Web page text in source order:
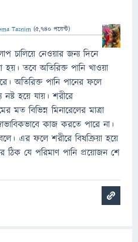
Tasnim (5,740 পয়েন্ট)
চালিয়ে নেওয়ার জন্য দিনে
তবে অতিরিক্ত পানি খাওয়া
অতিরিক্ত পানি পানের ফলে
নষ্ট হয়ে যায়। শরীরে
মত বিভিন্ন মিনারেলের মাত্রা
কাজ করতে পারে না।
এর ফলে শরীরে বিষক্রিয়া হয়ে
ঠিক যে পরিমাণ পানি প্রয়োজন শে